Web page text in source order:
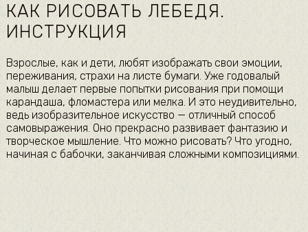
КАК РИСОВАТЬ ЛЕБЕДЯ.
ИНСТРУКЦИЯ
Взрослые, как и дети, любят изображать свои эмоции,
переживания, страхи на листе бумаги. Уже годовалый
малыш делает первые попытки рисования при помощи
карандаша, фломастера или мелка. И это неудивительно,
ведь изобразительное искусство — отличный способ
самовыражения. Оно прекрасно развивает фантазию и
творческое мышление. Что можно рисовать? Что угодно,
начиная с бабочки, заканчивая сложными композициями.